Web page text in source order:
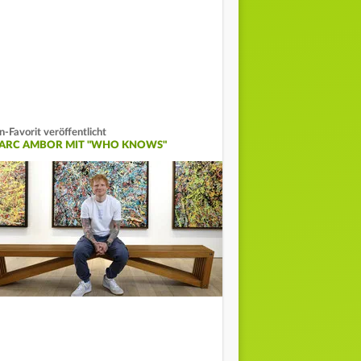
Favorit veröffentlicht
AMBOR MIT "WHO KNOWS"